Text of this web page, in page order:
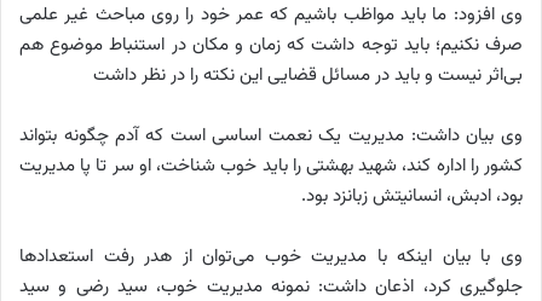
وی افزود: ما باید مواظب باشیم که عمر خود را روی مباحث غیر علمی
صرف نکنیم؛ باید توجه داشت که زمان و مکان در استنباط موضوع هم
بی‌اثر نیست و باید در مسائل قضایی این نکته را در نظر داشت
وی بیان داشت: مدیریت یک نعمت اساسی است که آدم چگونه بتواند
کشور را اداره کند، شهید بهشتی را باید خوب شناخت، او سر تا پا مدیریت
بود، ادبش، انسانیتش زبانزد بود.
وی با بیان اینکه با مدیریت خوب می‌توان از هدر رفت استعدادها
جلوگیری کرد، اذعان داشت: نمونه مدیریت خوب، سید رضی و سید